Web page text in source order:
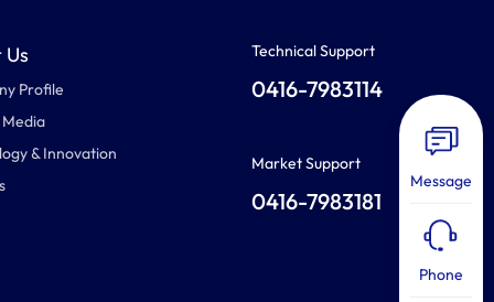
Profile
Media
& Innovation
Technical Support
0416-7983114
Market Support
0416-7983181
Message
Phone